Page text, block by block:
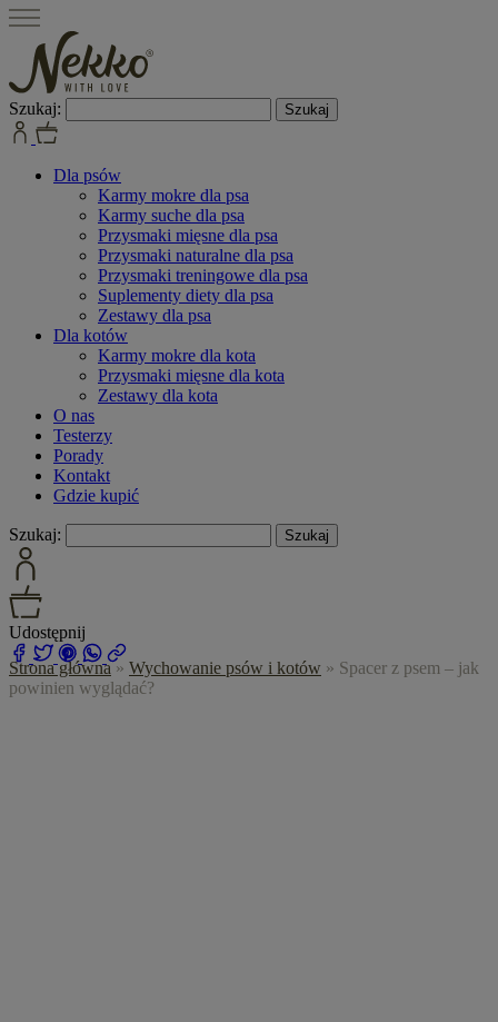
Szukaj:
Dla psów
Karmy mokre dla psa
Karmy suche dla psa
Przysmaki mięsne dla psa
Przysmaki naturalne dla psa
Przysmaki treningowe dla psa
Suplementy diety dla psa
Zestawy dla psa
Dla kotów
Karmy mokre dla kota
Przysmaki mięsne dla kota
Zestawy dla kota
O nas
Testerzy
Porady
Kontakt
Gdzie kupić
Szukaj:
Udostępnij
Strona główna» Wychowanie psów i kotów » Spacer z psem – jak
powinien wyglądać?